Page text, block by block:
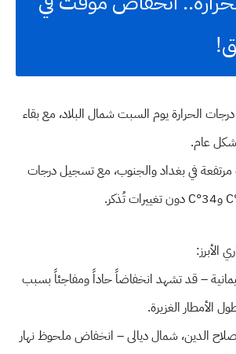
الحرارة يوم السبت شمال البلاد، مع بقاء
عام.
مرتفعة في بغداد والجنوب، مع تسجيل درجات
دون تغييرات تُذكر.
الأبرز:
– قد تشهد انخفاضاً حاداً ومفاجئاًبسبب
الأمطار الغزيرة.
الدين، شمال ديالى– انخفاض ملحوظ نهار